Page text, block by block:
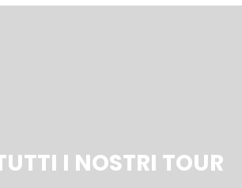
I NOSTRI TOUR